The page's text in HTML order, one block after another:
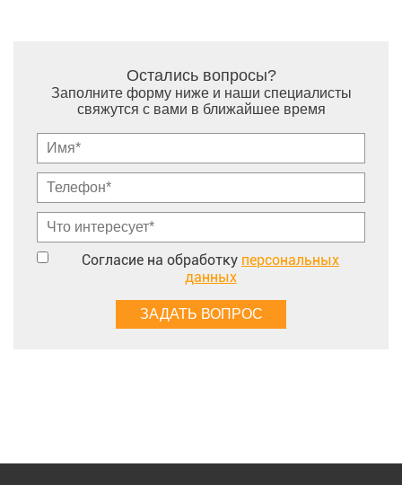
Остались вопросы?
Заполните форму ниже и наши специалисты
свяжутся с вами в ближайшее время
Согласие на обработку персональных
данных